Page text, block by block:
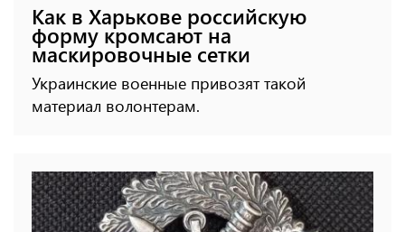
Как в Харькове российскую
форму кромсают на
маскировочные сетки
Украинские военные привозят такой
материал волонтерам.